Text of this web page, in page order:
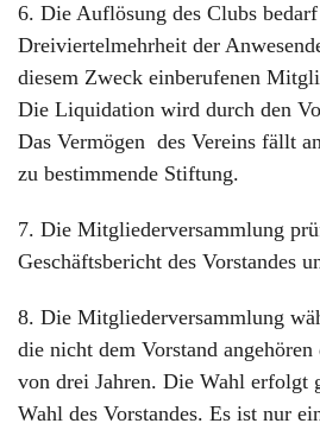
6. Die Auflösung des Clubs
Dreiviertelmehrheit der
diesem Zweck einberufenen
Die Liquidation wird durch den
Das Vermögen des Vereins fällt
zu bestimmende Stiftung.
7. Die Mitgliederversammlung
Geschäftsbericht des Vorstandes
8. Die Mitgliederversammlung
die nicht dem Vorstand
von drei Jahren. Die Wahl erfolgt
Wahl des Vorstandes. Es ist nur